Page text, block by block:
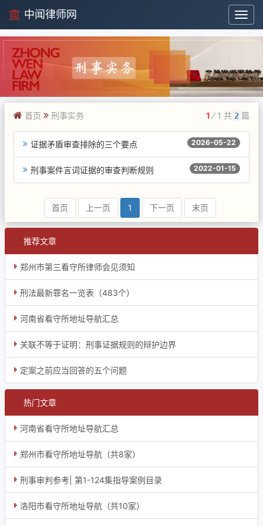
中
闻
网
中闻律师网
首页 刑事实务 1 ⁄ 1 共 2 篇
2026-05-22
证据矛盾审查排除的三个要点
2022-01-15
刑事案件言词证据的审查判断规则
首页 上一页 1 下一页 末页
推荐文章
郑州市第三看守所律师会见须知
刑法最新罪名一览表（483个）
河南省看守所地址导航汇总
关联不等于证明：刑事证据规则的辩护边界
定案之前应当回答的五个问题
热门文章
河南省看守所地址导航汇总
郑州市看守所地址导航（共8家）
刑事审判参考| 第1-124集指导案例目录
洛阳市看守所地址导航（共10家）